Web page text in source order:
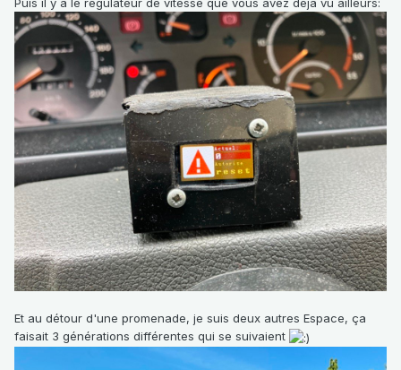
Et au détour d'une promenade, je suis deux autres Espace, ça
faisait 3 générations différentes qui se suivaient